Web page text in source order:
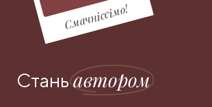
Смачніссімо!
Станьавтором